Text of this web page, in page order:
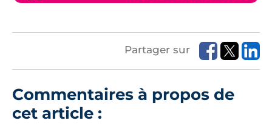
Partager sur
Commentaires à propos de
cet article :